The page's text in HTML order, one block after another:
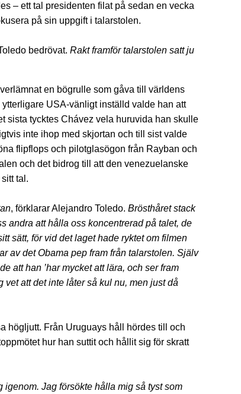
– ett tal presidenten filat på sedan en vecka
på sin uppgift i talarstolen.
bedrövat. Rakt framför talarstolen satt ju
en bögrulle som gåva till världens
USA-vänligt inställd valde han att
sista tycktes Chávez vela huruvida han skulle
inte ihop med skjortan och till sist valde
flipflops och pilotglasögon från Rayban och
och det bidrog till att den venezuelanske
tal.
, förklarar Alejandro Toledo. Brösthåret stack
andra att hålla oss koncentrerad på talet, de
sätt, för vid det laget hade ryktet om filmen
av det Obama pep fram från talarstolen. Själv
att han ’har mycket att lära, och ser fram
vet att det inte låter så kul nu, men just då
högljutt. Från Uruguays håll hördes till och
hur han suttit och hållit sig för skratt
Jag försökte hålla mig så tyst som